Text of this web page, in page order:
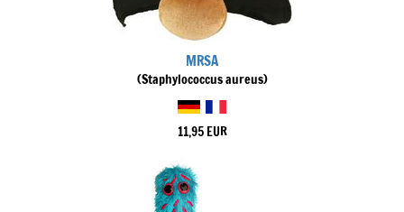
MRSA
(Staphylococcus aureus)
11,95 EUR